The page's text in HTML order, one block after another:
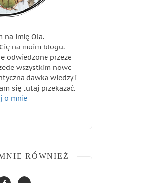
na imię Ola.
na moim blogu.
odwiedzone przeze
wszystkim nowe
dawka wiedzy i
się tutaj przekazać.
o mnie
RÓWNIEŻ